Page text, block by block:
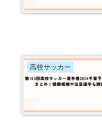
高校サッカー